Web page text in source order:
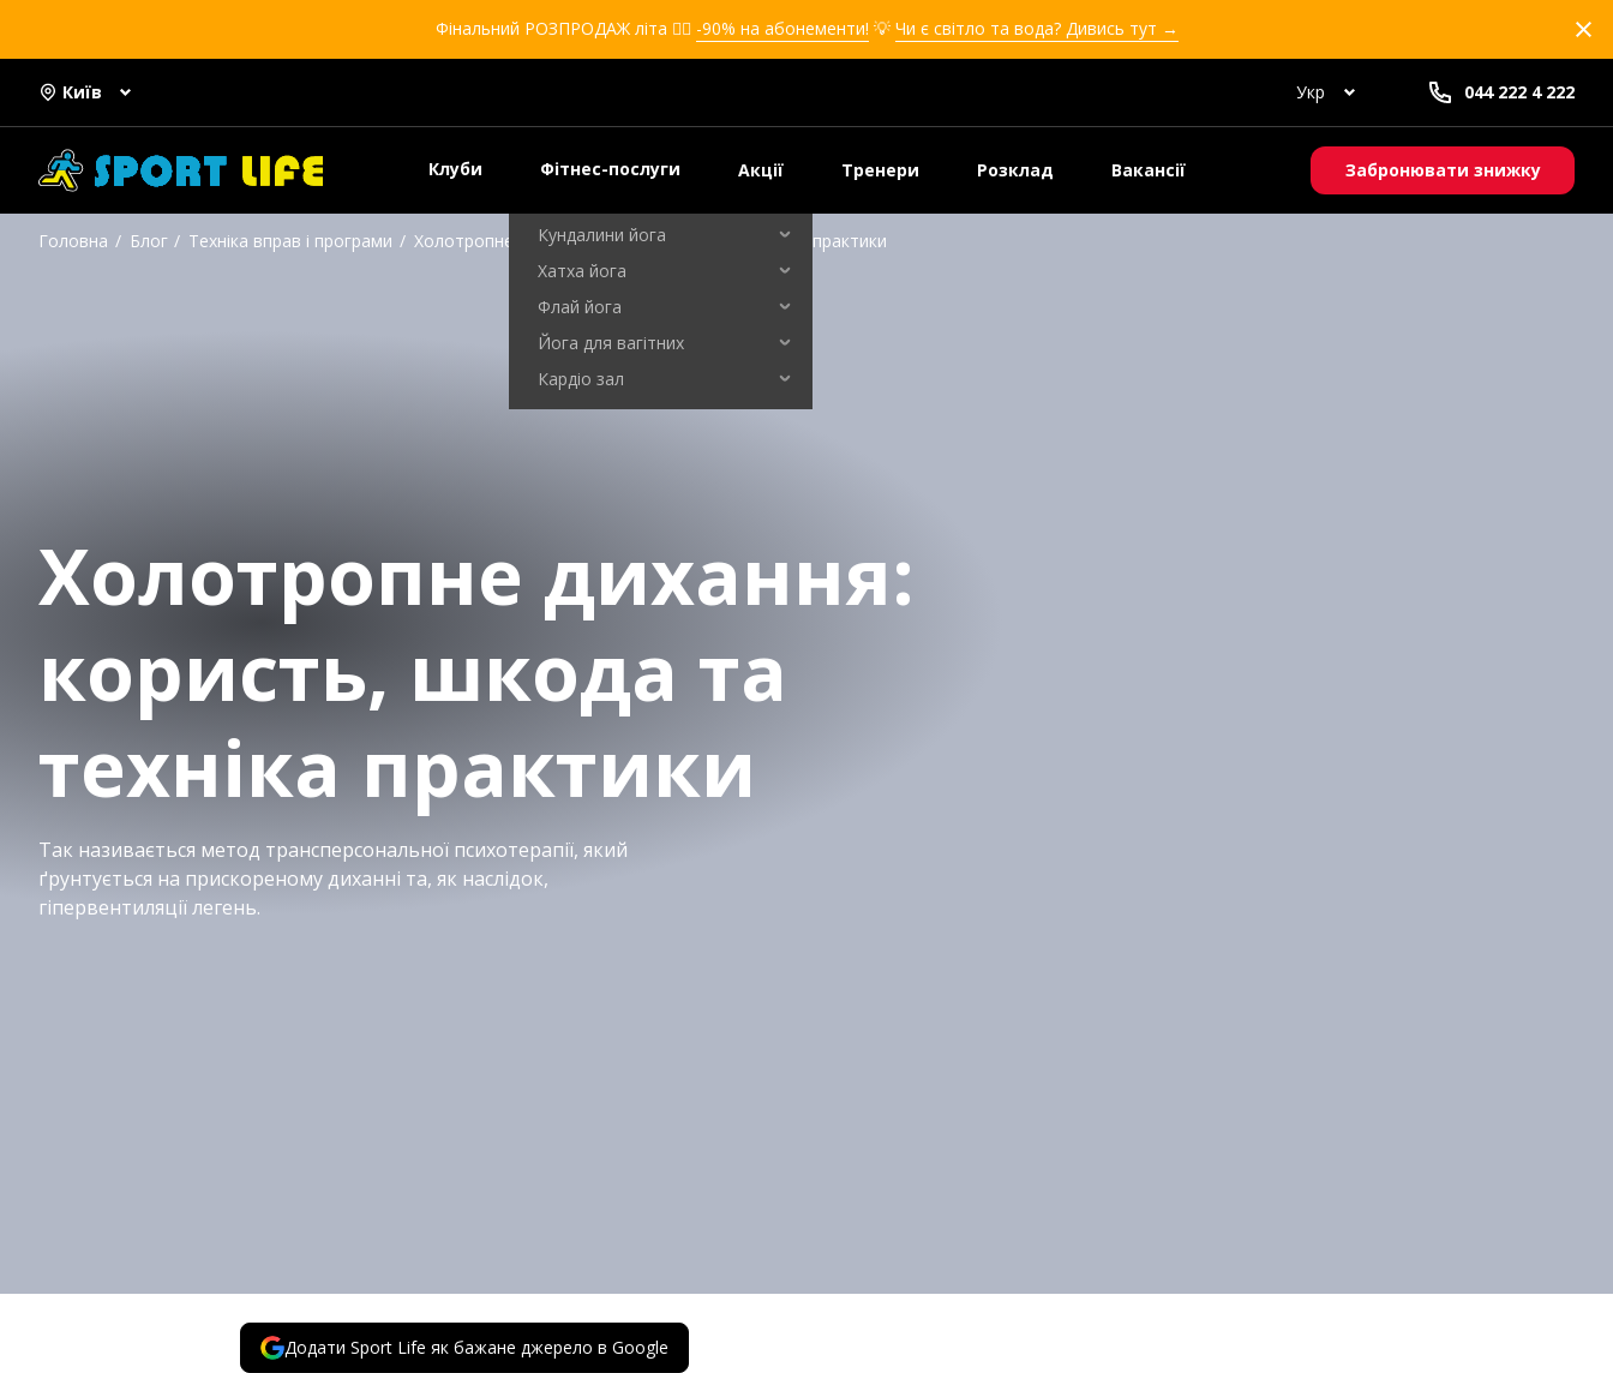
Фінальний РОЗПРОДАЖ літа ❤️‍🔥 -90% на абонементи! 💡 Чи є світло та вода? Дивись тут →
Київ Укр 044 222 4 222
Клуби Фітнес-послуги
Кікбоксинг для дівчат
Кікбоксинг для дітей
Самооборона для дівчат
Самооборона для дітей
Кундалини йога
Хатха йога
Флай йога
Йога для вагітних
Кардіо зал
Акції Тренери Розклад Вакансії Забронювати знижку
Головна Блог Техніка вправ і програми Холотропне дихання: користь, шкода та техніка практики
Холотропне дихання:
користь, шкода та
техніка практики
Так називається метод трансперсональної психотерапії, який
ґрунтується на прискореному диханні та, як наслідок,
гіпервентиляції легень.
Додати Sport Life як бажане джерело в Google